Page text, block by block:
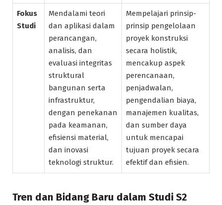
Fokus
Studi
Mendalami teori
dan aplikasi dalam
perancangan,
analisis, dan
evaluasi integritas
struktural
bangunan serta
infrastruktur,
dengan penekanan
pada keamanan,
efisiensi material,
dan inovasi
teknologi struktur.
Mempelajari prinsip-
prinsip pengelolaan
proyek konstruksi
secara holistik,
mencakup aspek
perencanaan,
penjadwalan,
pengendalian biaya,
manajemen kualitas,
dan sumber daya
untuk mencapai
tujuan proyek secara
efektif dan efisien.
Tren dan Bidang Baru dalam Studi S2